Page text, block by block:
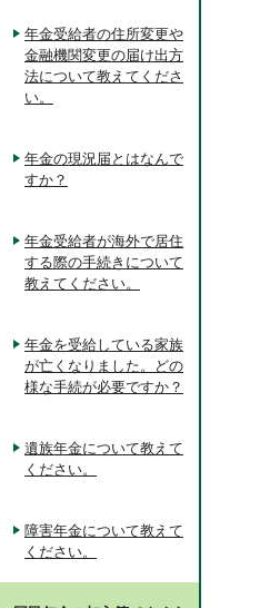
年金受給者の住所変更や
金融機関変更の届け出方
法について教えてくださ
い。
年金の現況届とはなんで
すか？
年金受給者が海外で居住
する際の手続きについて
教えてください。
年金を受給している家族
が亡くなりました。どの
様な手続が必要ですか？
遺族年金について教えて
ください。
障害年金について教えて
ください。